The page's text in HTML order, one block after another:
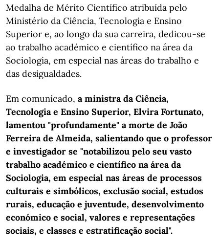
Medalha de Mérito Científico atribuída pelo
Ministério da Ciência, Tecnologia e Ensino
Superior e, ao longo da sua carreira, dedicou-se
ao trabalho académico e científico na área da
Sociologia, em especial nas áreas do trabalho e
das desigualdades.
Em comunicado, a ministra da Ciência,
Tecnologia e Ensino Superior, Elvira Fortunato,
lamentou "profundamente" a morte de João
Ferreira de Almeida, salientando que o professor
e investigador se "notabilizou pelo seu vasto
trabalho académico e científico na área da
Sociologia, em especial nas áreas de processos
culturais e simbólicos, exclusão social, estudos
rurais, educação e juventude, desenvolvimento
económico e social, valores e representações
sociais, e classes e estratificação social".